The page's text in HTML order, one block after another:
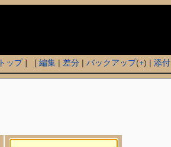
トップ] [編集 | 差分 |バックアップ(+) |添付